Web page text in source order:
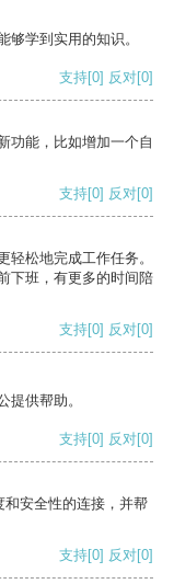
够学到实用的知识。
支持[0] 反对[0]
功能，比如增加一个自
支持[0] 反对[0]
松地完成工作任务。
下班，有更多的时间陪
支持[0] 反对[0]
提供帮助。
支持[0] 反对[0]
安全性的连接，并帮
支持[0] 反对[0]